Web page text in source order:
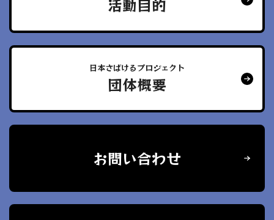
活動目的
日本さばけるプロジェクト
団体概要
お問い合わせ